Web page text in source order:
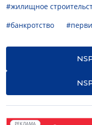
#жилищное
#банкротство